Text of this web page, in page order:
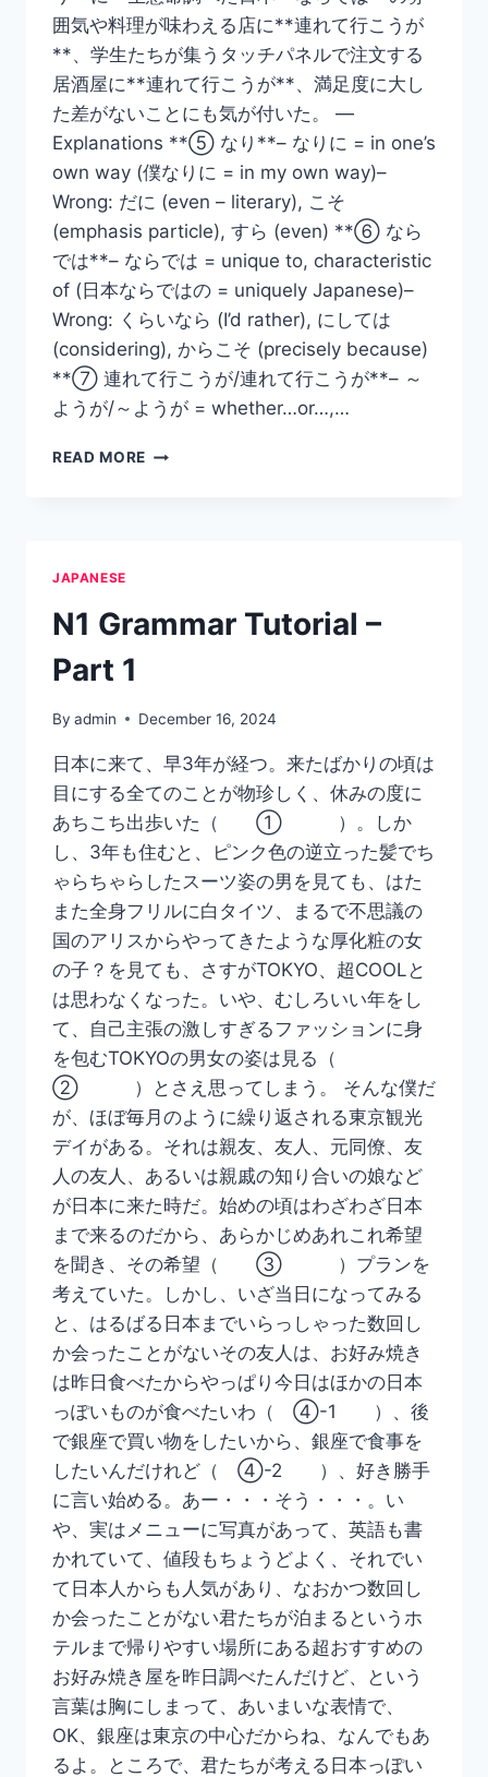
囲気や料理が味わえる店に**連れて行こうが
**、学生たちが集うタッチパネルで注文する
居酒屋に**連れて行こうが**、満足度に大し
た差がないことにも気が付いた。 —
Explanations **⑤ なり**– なりに = in one’s
own way (僕なりに = in my own way)–
Wrong: だに (even – literary), こそ
(emphasis particle), すら (even) **⑥ なら
では**– ならでは = unique to, characteristic
of (日本ならではの = uniquely Japanese)–
Wrong: くらいなら (I’d rather), にしては
(considering), からこそ (precisely because)
**⑦ 連れて行こうが/連れて行こうが**– ～
ようが/～ようが = whether…or…,…
READ MORE N1
JAPANESE
N1 Grammar Tutorial –
Part 1
By admin December 16, 2024
日本に来て、早3年が経つ。来たばかりの頃は
目にする全てのことが物珍しく、休みの度に
あちこち出歩いた（ ① ）。しか
し、3年も住むと、ピンク色の逆立った髪でち
ゃらちゃらしたスーツ姿の男を見ても、はた
また全身フリルに白タイツ、まるで不思議の
国のアリスからやってきたような厚化粧の女
の子？を見ても、さすがTOKYO、超COOLと
は思わなくなった。いや、むしろいい年をし
て、自己主張の激しすぎるファッションに身
を包むTOKYOの男女の姿は見る（
② ）とさえ思ってしまう。 そんな僕だ
が、ほぼ毎月のように繰り返される東京観光
デイがある。それは親友、友人、元同僚、友
人の友人、あるいは親戚の知り合いの娘など
が日本に来た時だ。始めの頃はわざわざ日本
まで来るのだから、あらかじめあれこれ希望
を聞き、その希望（ ③ ）プランを
考えていた。しかし、いざ当日になってみる
と、はるばる日本までいらっしゃった数回し
か会ったことがないその友人は、お好み焼き
は昨日食べたからやっぱり今日はほかの日本
っぽいものが食べたいわ（ ④-1 ）、後
で銀座で買い物をしたいから、銀座で食事を
したいんだけれど（ ④-2 ）、好き勝手
に言い始める。あー・・・そう・・・。い
や、実はメニューに写真があって、英語も書
かれていて、値段もちょうどよく、それでい
て日本人からも人気があり、なおかつ数回し
か会ったことがない君たちが泊まるというホ
テルまで帰りやすい場所にある超おすすめの
お好み焼き屋を昨日調べたんだけど、という
言葉は胸にしまって、あいまいな表情で、
OK、銀座は東京の中心だからね、なんでもあ
るよ。ところで、君たちが考える日本っぽい